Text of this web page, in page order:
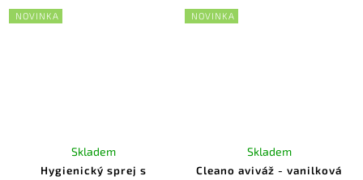
NOVINKA
Hygienický sprej s
Skladem
NOVINKA
Cleano aviváž - vanilková
Skladem